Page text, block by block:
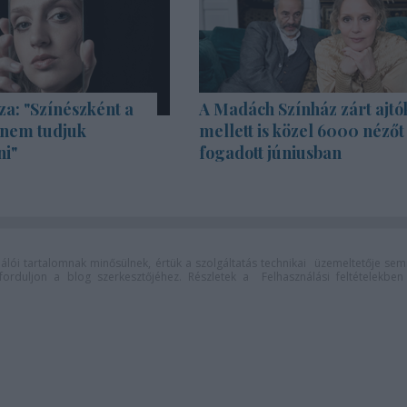
"Színészként a
tudjuk
A Madách Színház zárt
mellett is közel 6000 nézőt
fogadott júniusban